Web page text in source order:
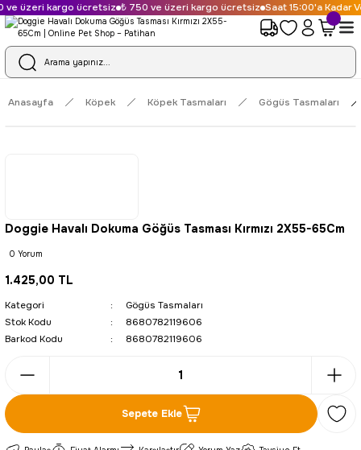
üzeri kargo ücretsiz ₺ 750 ve üzeri kargo ücretsiz Saat 15:00'a Kadar
Anasayfa Köpek Köpek Tasmaları Gögüs Tasmaları
Doggie Havalı Dokuma Göğüs Tasması Kırmızı 2X55-65Cm
0 Yorum
1.425,00 TL
Kategori
Gögüs Tasmaları
Stok Kodu
8680782119606
Barkod Kodu
8680782119606
Sepete Ekle